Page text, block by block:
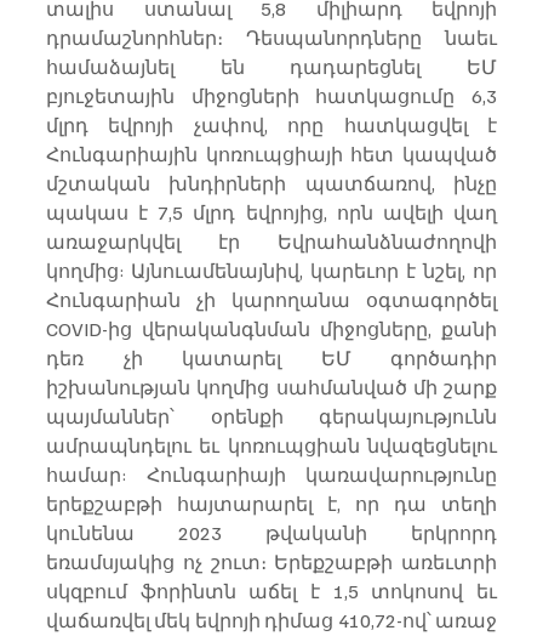
տալիս ստանալ 5,8 միլիարդ եվրոյի
դրամաշնորհներ։ Դեսպանորդները նաեւ
համաձայնել են դադարեցնել ԵՄ
բյուջետային միջոցների հատկացումը 6,3
մլրդ եվրոյի չափով, որը հատկացվել է
Հունգարիային կոռուպցիայի հետ կապված
մշտական խնդիրների պատճառով, ինչը
պակաս է 7,5 մլրդ եվրոյից, որն ավելի վաղ
առաջարկվել էր Եվրահանձնաժողովի
կողմից: Այնուամենայնիվ, կարեւոր է նշել, որ
Հունգարիան չի կարողանա օգտագործել
COVID-ից վերականգնման միջոցները, քանի
դեռ չի կատարել ԵՄ գործադիր
իշխանության կողմից սահմանված մի շարք
պայմաններ՝ օրենքի գերակայությունն
ամրապնդելու եւ կոռուպցիան նվազեցնելու
համար: Հունգարիայի կառավարությունը
երեքշաբթի հայտարարել է, որ դա տեղի
կունենա 2023 թվականի երկրորդ
եռամսյակից ոչ շուտ։ Երեքշաբթի առեւտրի
սկզբում ֆորինտն աճել է 1,5 տոկոսով եւ
վաճառվել մեկ եվրոյի դիմաց 410,72-ով՝ առաջ